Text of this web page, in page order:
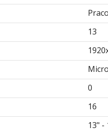
13
0
16
13" -